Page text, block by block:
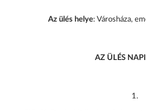
Az ülés helye: Városháza,
AZ ÜLÉS
1.